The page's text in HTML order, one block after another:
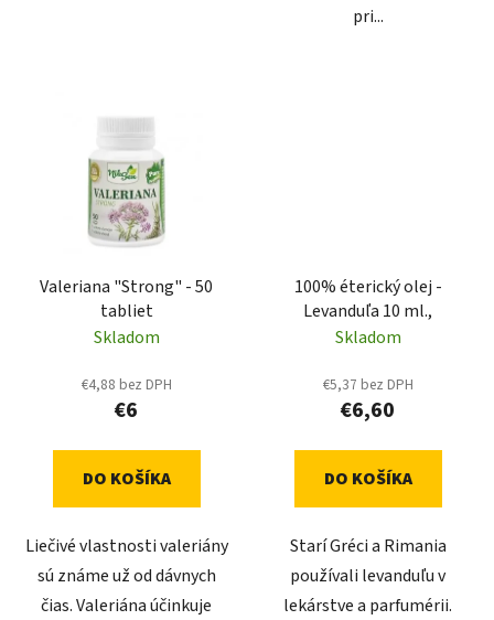
pri...
Valeriana "Strong" - 50
tabliet
Skladom
€4,88 bez DPH
€6
DO KOŠÍKA
Liečivé vlastnosti valeriány
sú známe už od dávnych
čias. Valeriána účinkuje
100% éterický olej -
Levanduľa 10 ml.,
Skladom
€5,37 bez DPH
€6,60
DO KOŠÍKA
Starí Gréci a Rimania
používali levanduľu v
lekárstve a parfumérii.